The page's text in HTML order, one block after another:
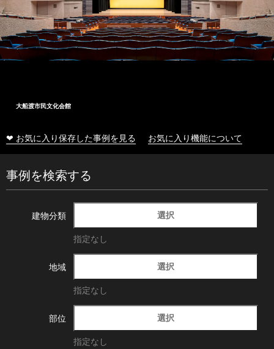
大船渡市民文化会館
❤ お気に入り保存した事例を見る お気に入り機能について
事例を検索する
建物分類 選択
指定なし
地域 選択
指定なし
部位 選択
指定なし